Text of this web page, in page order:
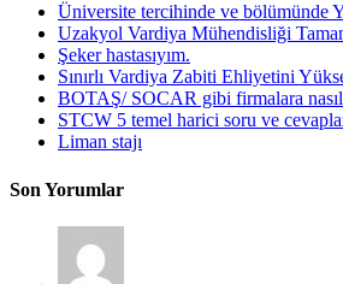
Üniversite tercihinde ve bölümünde
Uzakyol Vardiya Mühendisliği
Şeker hastasıyım.
Sınırlı Vardiya Zabiti Ehliyetini
BOTAŞ/ SOCAR gibi firmalara
STCW 5 temel harici soru ve
Liman stajı
Son Yorumlar